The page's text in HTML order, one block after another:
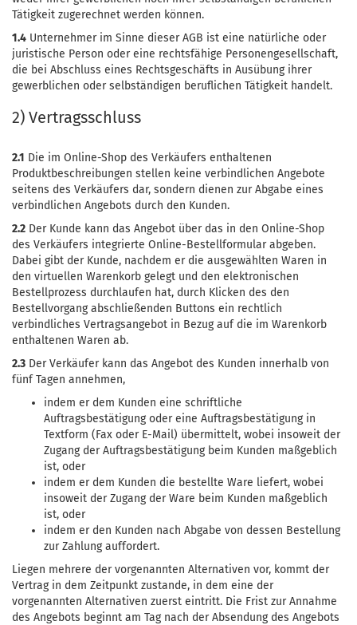
Tätigkeit zugerechnet werden können.
1.4 Unternehmer im Sinne dieser AGB ist eine natürliche oder
juristische Person oder eine rechtsfähige Personengesellschaft,
die bei Abschluss eines Rechtsgeschäfts in Ausübung ihrer
gewerblichen oder selbständigen beruflichen Tätigkeit handelt.
2) Vertragsschluss
2.1 Die im Online-Shop des Verkäufers enthaltenen
Produktbeschreibungen stellen keine verbindlichen Angebote
seitens des Verkäufers dar, sondern dienen zur Abgabe eines
verbindlichen Angebots durch den Kunden.
2.2 Der Kunde kann das Angebot über das in den Online-Shop
des Verkäufers integrierte Online-Bestellformular abgeben.
Dabei gibt der Kunde, nachdem er die ausgewählten Waren in
den virtuellen Warenkorb gelegt und den elektronischen
Bestellprozess durchlaufen hat, durch Klicken des den
Bestellvorgang abschließenden Buttons ein rechtlich
verbindliches Vertragsangebot in Bezug auf die im Warenkorb
enthaltenen Waren ab.
2.3 Der Verkäufer kann das Angebot des Kunden innerhalb von
fünf Tagen annehmen,
indem er dem Kunden eine schriftliche
Auftragsbestätigung oder eine Auftragsbestätigung in
Textform (Fax oder E-Mail) übermittelt, wobei insoweit der
Zugang der Auftragsbestätigung beim Kunden maßgeblich
ist, oder
indem er dem Kunden die bestellte Ware liefert, wobei
insoweit der Zugang der Ware beim Kunden maßgeblich
ist, oder
indem er den Kunden nach Abgabe von dessen Bestellung
zur Zahlung auffordert.
Liegen mehrere der vorgenannten Alternativen vor, kommt der
Vertrag in dem Zeitpunkt zustande, in dem eine der
vorgenannten Alternativen zuerst eintritt. Die Frist zur Annahme
des Angebots beginnt am Tag nach der Absendung des Angebots